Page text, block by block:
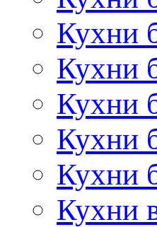
Кухни
Кухни
Кухни
Кухни
Кухни
Кухни